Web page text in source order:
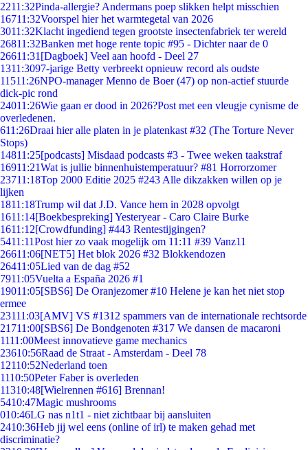
2211:32Pinda-allergie? Andermans poep slikken helpt misschien
16711:32Voorspel hier het warmtegetal van 2026
3011:32Klacht ingediend tegen grootste insectenfabriek ter wereld
26811:32Banken met hoge rente topic #95 - Dichter naar de 0
26611:31 [Dagboek] Veel aan hoofd - Deel 27
1311:3097-jarige Betty verbreekt opnieuw record als oudste
11511:26NPO-manager Menno de Boer (47) op non-actief stuurde
dick-pic rond
24011:26Wie gaan er dood in 2026?Post met een vleugje cynisme de
overledenen.
611:26Draai hier alle platen in je platenkast #32 (The Torture Never
Stops)
14811:25[podcasts] Misdaad podcasts #3 - Twee weken taakstraf
16911:21Wat is jullie binnenhuistemperatuur? #81 Horrorzomer
23711:18Top 2000 Editie 2025 #243 Alle dikzakken willen op je
lijken
1811:18Trump wil dat J.D. Vance hem in 2028 opvolgt
1611:14[Boekbespreking] Yesteryear - Caro Claire Burke
1611:12[Crowdfunding] #443 Rentestijgingen?
5411:11Post hier zo vaak mogelijk om 11:11 #39 Vanz11
26611:06[NET5] Het blok 2026 #32 Blokkendozen
26411:05Lied van de dag #52
7911:05Vuelta a España 2026 #1
19011:05[SBS6] De Oranjezomer #10 Helene je kan het niet stop
ermee
23111:03[AMV] VS #1312 spammers van de internationale rechtsorde
21711:00[SBS6] De Bondgenoten #317 We dansen de macaroni
1111:00Meest innovatieve game mechanics
23610:56Raad de Straat - Amsterdam - Deel 78
12110:52Nederland toen
1110:50Peter Faber is overleden
11310:48[Wielrennen #616] Brennan!
5410:47Magic mushrooms
010:46LG nas n1t1 - niet zichtbaar bij aansluiten
2410:36Heb jij wel eens (online of irl) te maken gehad met
discriminatie?